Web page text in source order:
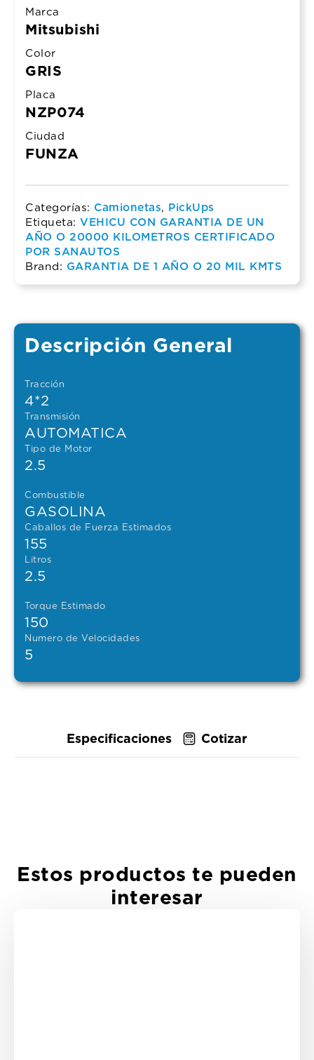
Marca
Mitsubishi
Color
GRIS
Placa
NZP074
Ciudad
FUNZA
Categorías: Camionetas, PickUps
Etiqueta: VEHICU CON GARANTIA DE UN
AÑO O 20000 KILOMETROS CERTIFICADO
POR SANAUTOS
Brand: GARANTIA DE 1 AÑO O 20 MIL KMTS
Descripción General
Tracción
4*2
Transmisión
AUTOMATICA
Tipo de Motor
2.5
Combustible
GASOLINA
Caballos de Fuerza Estimados
155
Litros
2.5
Torque Estimado
150
Numero de Velocidades
5
Especificaciones Cotizar
Estos productos te pueden
interesar